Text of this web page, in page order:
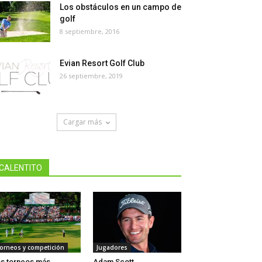
Los obstáculos en un campo de
golf
8 septiembre, 2016
Evian Resort Golf Club
26 septiembre, 2019
Cargar más
y competición Jugadores